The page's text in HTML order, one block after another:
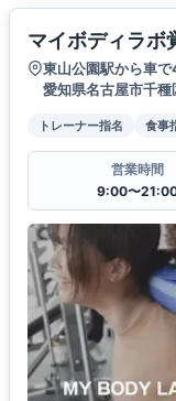
マイボディラボ
東山公園駅から車
愛知県名古屋市千
トレーナー指名 食事
営業時間
9:00〜